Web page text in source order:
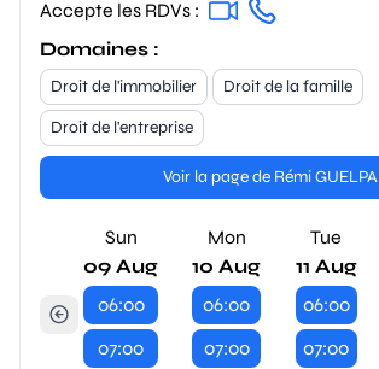
Accepte les RDVs :
Domaines :
Droit de l'immobilier
Droit de la famille
Droit de l'entreprise
Voir la page de Rémi GUELPA
Sun
09 Aug
06:00
07:00
Mon
10 Aug
06:00
07:00
Tue
11 Aug
06:00
07:00